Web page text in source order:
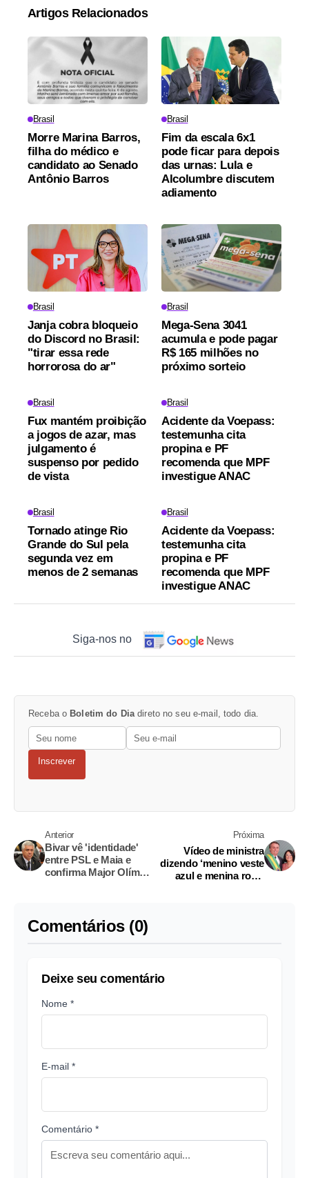
Artigos Relacionados
Brasil
Morre Marina Barros,
filha do médico e
candidato ao Senado
Antônio Barros
Brasil
Fim da escala 6x1
pode ficar para depois
das urnas: Lula e
Alcolumbre discutem
adiamento
Brasil
Janja cobra bloqueio
do Discord no Brasil:
"tirar essa rede
horrorosa do ar"
Brasil
Mega-Sena 3041
acumula e pode pagar
R$ 165 milhões no
próximo sorteio
Brasil
Fux mantém proibição
a jogos de azar, mas
julgamento é
suspenso por pedido
de vista
Brasil
Acidente da Voepass:
testemunha cita
propina e PF
recomenda que MPF
investigue ANAC
Brasil
Tornado atinge Rio
Grande do Sul pela
segunda vez em
menos de 2 semanas
Brasil
Acidente da Voepass:
testemunha cita
propina e PF
recomenda que MPF
investigue ANAC
Siga-nos no
Receba o Boletim do Dia direto no seu e-mail, todo dia.
Inscrever
Anterior
Bivar vê 'identidade'
entre PSL e Maia e
confirma Major Olímpio
Próxima
Vídeo de ministra
dizendo ‘menino veste
azul e menina rosa’
Comentários (0)
Deixe seu comentário
Nome *
E-mail *
Comentário *